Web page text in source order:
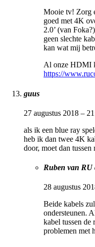
Mooie tv! Zorg
goed met 4K
2.0’ (van
geen slechte
kan wat mij
Al onze HDMI
https://
guus
27 augustus 2018 –
als ik een blue ray
heb ik dan twee 4K
door, moet dan
Ruben van RU
28 augustus
Beide kabels
ondersteunen.
kabel tussen de
problemen met